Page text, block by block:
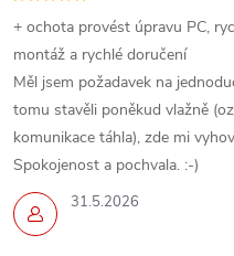
31.5.2026
+ ochota provést úpravu PC,
montáž a rychlé doručení
Měl jsem požadavek na
tomu stavěli poněkud vlažně
komunikace táhla), zde mi
Spokojenost a pochvala. :-)